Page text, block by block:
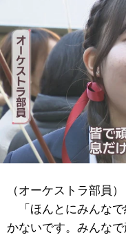
（オーケストラ部員）
「ほんとにみんなで
かないです。みんな